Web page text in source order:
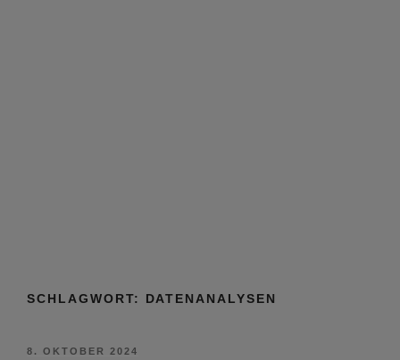
SCHLAGWORT: DATENANALYSEN
VERÖFFENTLICHT
8. OKTOBER 2024